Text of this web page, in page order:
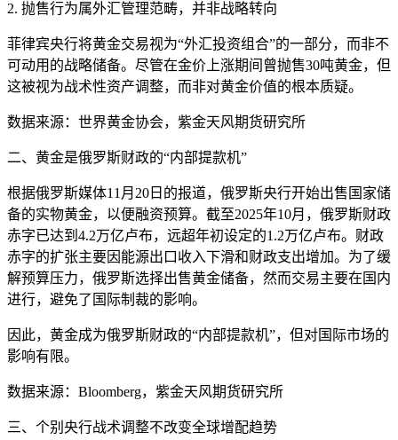
2. 抛售行为属外汇管理范畴，并非战略转向
菲律宾央行将黄金交易视为“外汇投资组合”的一部分，而非不
可动用的战略储备。尽管在金价上涨期间曾抛售30吨黄金，但
这被视为战术性资产调整，而非对黄金价值的根本质疑。
数据来源：世界黄金协会，紫金天风期货研究所
二、黄金是俄罗斯财政的“内部提款机”
根据俄罗斯媒体11月20日的报道，俄罗斯央行开始出售国家储
备的实物黄金，以便融资预算。截至2025年10月，俄罗斯财政
赤字已达到4.2万亿卢布，远超年初设定的1.2万亿卢布。财政
赤字的扩张主要因能源出口收入下滑和财政支出增加。为了缓
解预算压力，俄罗斯选择出售黄金储备，然而交易主要在国内
进行，避免了国际制裁的影响。
因此，黄金成为俄罗斯财政的“内部提款机”，但对国际市场的
影响有限。
数据来源：Bloomberg，紫金天风期货研究所
三、个别央行战术调整不改变全球增配趋势